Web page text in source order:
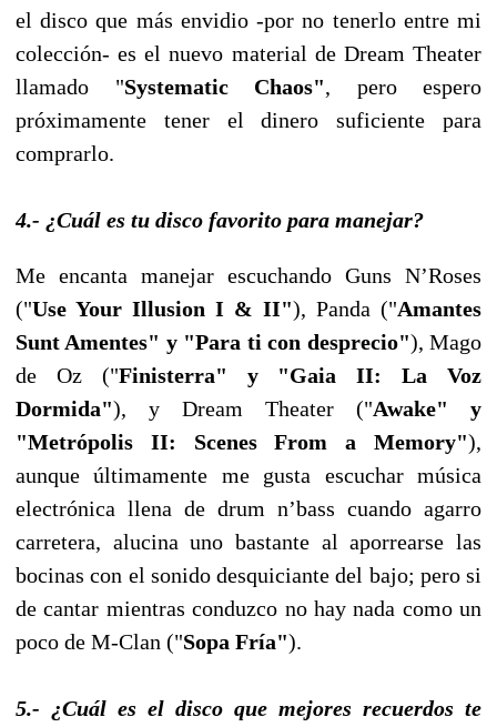
el disco que más envidio -por no tenerlo entre mi
colección- es el nuevo material de Dream Theater
llamado "Systematic Chaos", pero espero
próximamente tener el dinero suficiente para
comprarlo.
4.- ¿Cuál es tu disco favorito para manejar?
Me encanta manejar escuchando Guns N’Roses
("Use Your Illusion I & II"), Panda ("Amantes
Sunt Amentes" y "Para ti con desprecio"), Mago
de Oz ("Finisterra" y "Gaia II: La Voz
Dormida"), y Dream Theater ("Awake" y
"Metrópolis II: Scenes From a Memory"),
aunque últimamente me gusta escuchar música
electrónica llena de drum n’bass cuando agarro
carretera, alucina uno bastante al aporrearse las
bocinas con el sonido desquiciante del bajo; pero si
de cantar mientras conduzco no hay nada como un
poco de M-Clan ("Sopa Fría").
5.- ¿Cuál es el disco que mejores recuerdos te